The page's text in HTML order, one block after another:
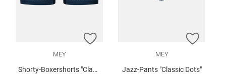
ZUR WUNSCHLISTE HINZUFÜGEN
MEY
Shorty-Boxershorts "Classic Dots"
ZUR
MEY
Jazz-Pants "Classic Dots"